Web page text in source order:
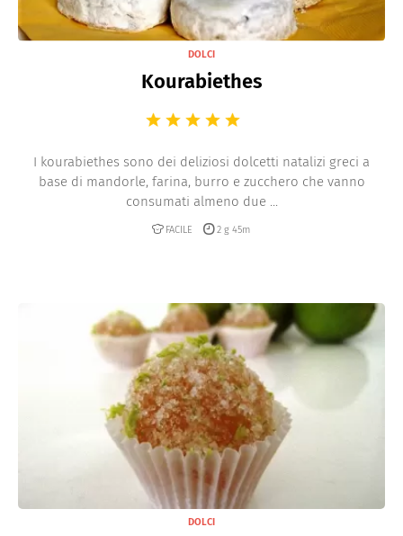
DOLCI
Kourabiethes
I kourabiethes sono dei deliziosi dolcetti natalizi greci a
base di mandorle, farina, burro e zucchero che vanno
consumati almeno due ...
FACILE 2 g 45m
DOLCI